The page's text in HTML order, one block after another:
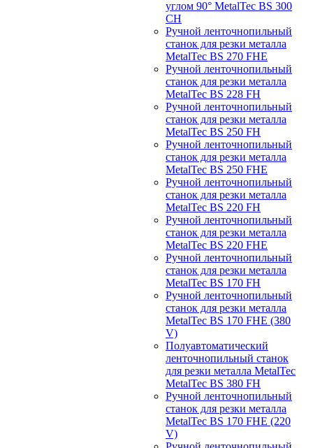
углом 90° MetalTec BS 300
CH
Ручной ленточнопильный
станок для резки металла
MetalTec BS 270 FHE
Ручной ленточнопильный
станок для резки металла
MetalTec BS 228 FH
Ручной ленточнопильный
станок для резки металла
MetalTec BS 250 FH
Ручной ленточнопильный
станок для резки металла
MetalTec BS 250 FHЕ
Ручной ленточнопильный
станок для резки металла
MetalTec BS 220 FH
Ручной ленточнопильный
станок для резки металла
MetalTec BS 220 FHЕ
Ручной ленточнопильный
станок для резки металла
MetalTec BS 170 FH
Ручной ленточнопильный
станок для резки металла
MetalTec BS 170 FHE (380
V)
Полуавтоматический
ленточнопильный станок
для резки металла MetalTec
MetalTec BS 380 FH
Ручной ленточнопильный
станок для резки металла
MetalTec BS 170 FHE (220
V)